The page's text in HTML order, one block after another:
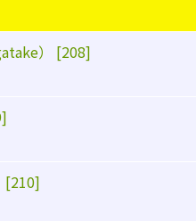
） [208]
[210]